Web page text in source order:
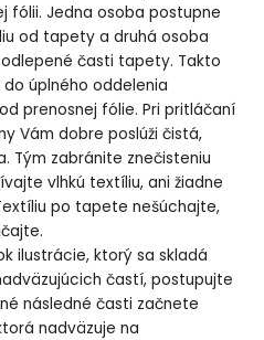
fólii. Jedna osoba postupne
od tapety a druhá osoba
časti tapety. Takto
úplného oddelenia
prenosnej fólie. Pri pritláčaní
Vám dobre poslúži čistá,
Tým zabránite znečisteniu
vlhkú textíliu, ani žiadne
po tapete nešúchajte,
ilustrácie, ktorý sa skladá
častí, postupujte
následné časti začnete
nadväzuje na